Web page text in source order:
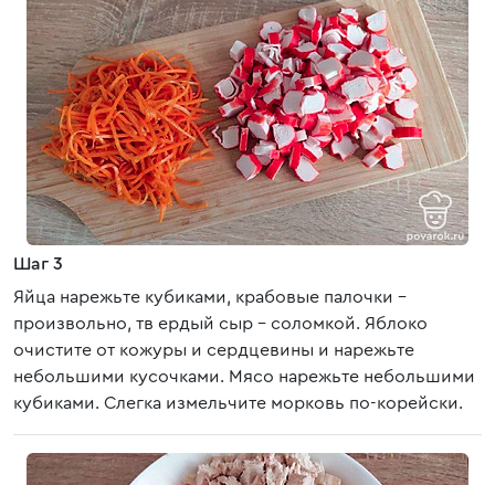
Шаг 3
Яйца нарежьте кубиками, крабовые палочки –
произвольно, тв ердый сыр - соломкой. Яблоко
очистите от кожуры и сердцевины и нарежьте
небольшими кусочками. Мясо нарежьте небольшими
кубиками. Слегка измельчите морковь по-корейски.